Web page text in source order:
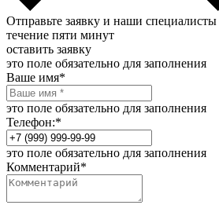
Отправьте заявку и наши
течение пяти минут
оставить заявку
это поле обязательно для заполнения
Ваше имя*
это поле обязательно для заполнения
Телефон:*
это поле обязательно для заполнения
Комментарий*